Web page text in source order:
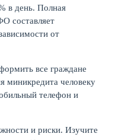
в день. Полная
составляет
от
все граждане
миникредита человеку
телефон и
и риски. Изучите